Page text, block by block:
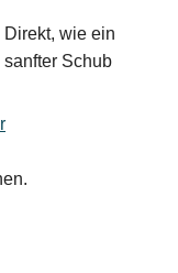
Direkt, wie ein
sanfter Schub